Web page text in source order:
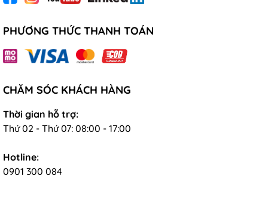
PHƯƠNG THỨC THANH TOÁN
CHĂM SÓC KHÁCH HÀNG
Thời gian hỗ trợ:
Thứ 02 - Thứ 07: 08:00 - 17:00
Hotline:
0901 300 084